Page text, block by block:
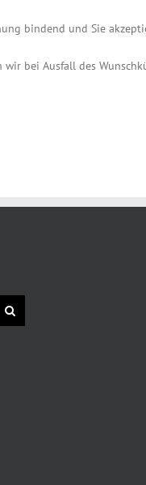
bindend und Sie
bei Ausfall des